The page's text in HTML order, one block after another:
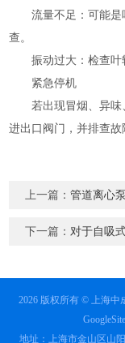
流量不足：可能是
查。
振动过大：检查叶轮
紧急停机
若出现冒烟、异味
进出口阀门，并排查故
上一篇：管道离心
下一篇：对于自吸
2026 版权所有 © 上海
地址：上海市金山区山